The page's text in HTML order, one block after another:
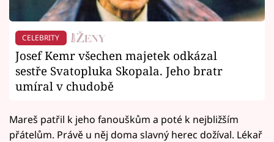
CELEBRITY
Josef Kemr všechen majetek odkázal
sestře Svatopluka Skopala. Jeho bratr
umíral v chudobě
Mareš patřil k jeho fanouškům a poté k nejbližším
přátelům. Právě u něj doma slavný herec dožíval. Lékař